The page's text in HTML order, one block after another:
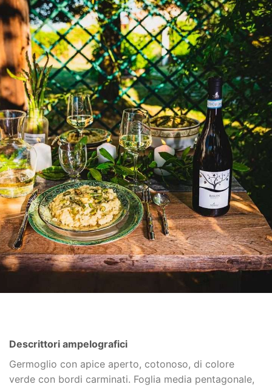
Descrittori ampelografici
Germoglio con apice aperto, cotonoso, di colore
verde con bordi carminati. Foglia media pentagonale,